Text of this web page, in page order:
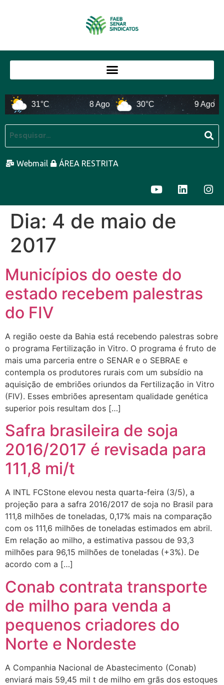
31°C 8 Ago 30°C 9 Ago
Webmail ÁREA RESTRITA
Dia: 4 de maio de
2017
Municípios do oeste do
estado recebem palestras
do FIV
A região oeste da Bahia está recebendo palestras sobre
o programa Fertilização in Vitro. O programa é fruto de
mais uma parceria entre o SENAR e o SEBRAE e
contempla os produtores rurais com um subsídio na
aquisição de embriões oriundos da Fertilização in Vitro
(FIV). Esses embriões apresentam qualidade genética
superior pois resultam dos […]
Safra brasileira de soja
2016/2017 é revisada para
111,8 mi/t
A INTL FCStone elevou nesta quarta-feira (3/5), a
projeção para a safra 2016/2017 de soja no Brasil para
111,8 milhões de toneladas, 0,17% mais na comparação
com os 111,6 milhões de toneladas estimados em abril.
Em relação ao milho, a estimativa passou de 93,3
milhões para 96,15 milhões de toneladas (+3%). De
acordo com a […]
Conab contrata transporte
de milho para venda a
pequenos criadores do
Norte e Nordeste
A Companhia Nacional de Abastecimento (Conab)
enviará mais 59,45 mil t de milho em grãs dos estoques